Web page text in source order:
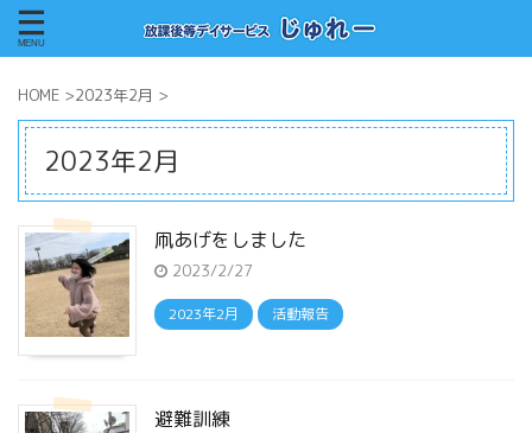
HOME >2023年2月 >
2023年2月
凧あげをしました
2023/2/27
2023年2月 活動報告
避難訓練